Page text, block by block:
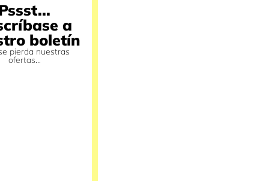
a
boletín
pierda nuestras
ofertas...